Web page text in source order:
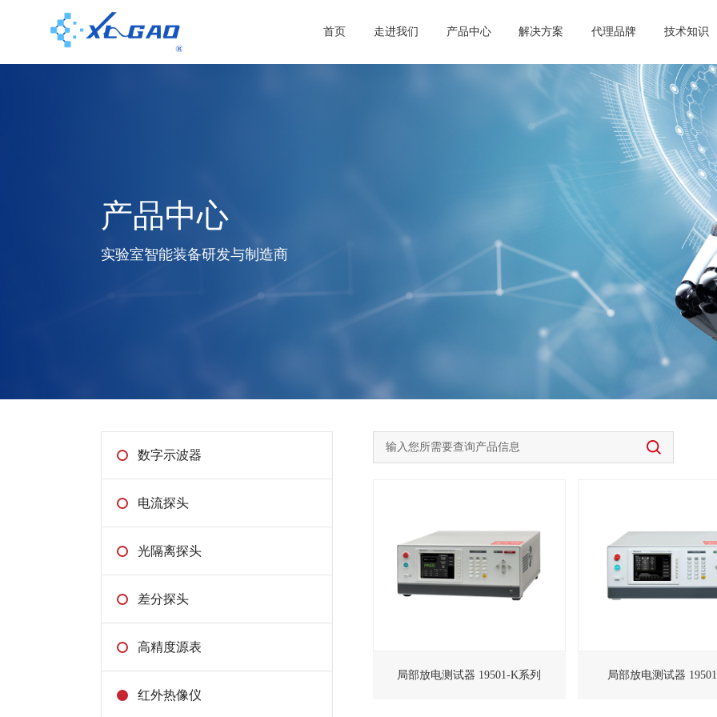
首页 走进我们 产品中心 解决方案 代理品牌 技术知识
产品中心
实验室智能装备研发与制造商
数字示波器
电流探头
光隔离探头
差分探头
高精度源表
红外热像仪
局部放电测试器 19501-K系列 局部放电测试器